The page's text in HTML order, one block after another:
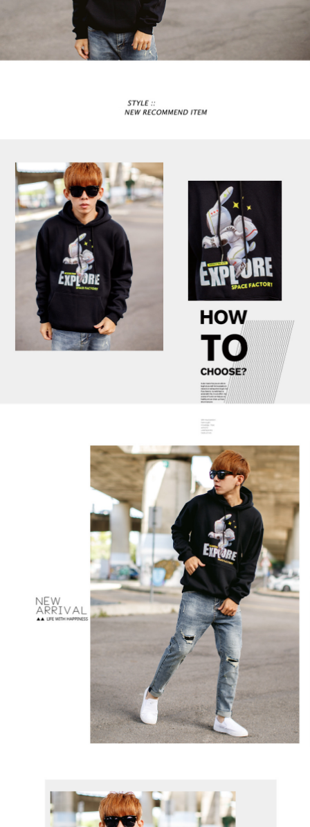
客戶支援中心」 https://netprotections.freshdesk.com/support/home
１．透過由恩沛科技股份有限公司提供之「AFTEE先享後付」服務完成之交
易，需依本服務之必要範圍內提供個人資料，並將交易相關給付款項請求債
３．未成年的使用者請事先徵得法定代理人或監護人之同意方可使用
「AFTEE先享後付」，若未經同意申辦者引起之損失，本公司不負相關責
請求用戶進行身份認證。
５．嚴禁一人註冊多個帳號或使用他人資訊註冊。若發現惡意使用之情形，
恩沛科技股份有限公司將有權停止該用戶之使用額度並採取法律行動。
每筆NT$120，滿NT$3,000(含以上)免運費